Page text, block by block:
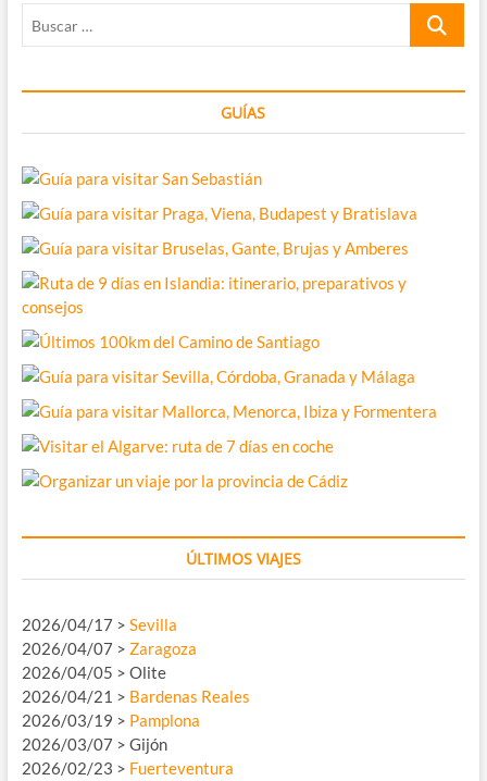
Buscar
GUÍAS
ÚLTIMOS VIAJES
2026/04/17 > Sevilla
2026/04/07 > Zaragoza
2026/04/05 > Olite
2026/04/21 > Bardenas Reales
2026/03/19 > Pamplona
2026/03/07 > Gijón
2026/02/23 > Fuerteventura